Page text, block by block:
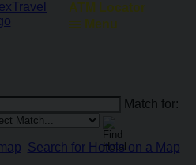
ATM Locator
Match for:
Search for Hotels on a Map
Menu